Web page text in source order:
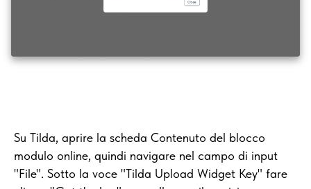
Su Tilda, aprire la scheda Contenuto del blocco
modulo online, quindi navigare nel campo di input
"File". Sotto la voce "Tilda Upload Widget Key" fare